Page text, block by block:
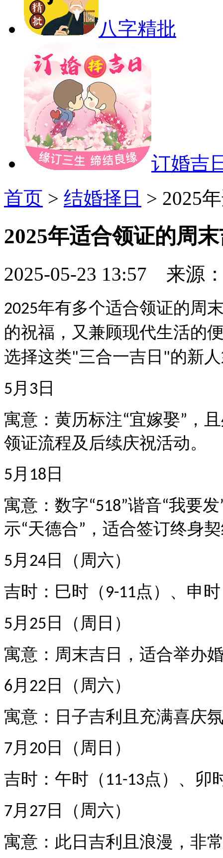
八字精批
订婚吉
首页 > 结婚择日 > 2025
2025年适合领证的周
2025-05-23 13:57 来源
2025年有多个适合领证的周
的祝福，又兼顾现代生活的
选择这类"三合一吉日 "的新
5 月 3 日
寓意 ：黄历标注“宜嫁娶” ，
领证流程及后续庆祝活动。
5 月 18 日
寓意 ：数字“518”谐音“我要发
示“天德合” ，适合签订终身
5 月 24 日（周六）
吉时 ：巳时（ 9-11点）、申
5 月 25 日（周日）
寓意 ：周末吉日，适合举办
6 月 22 日（周六）
寓意 ：日子吉利且充满喜庆
7月 20 日（周日）
吉时 ：午时（ 11-13点）、卯
7月 27 日（周六）
寓意 ：此日吉利且浪漫，非